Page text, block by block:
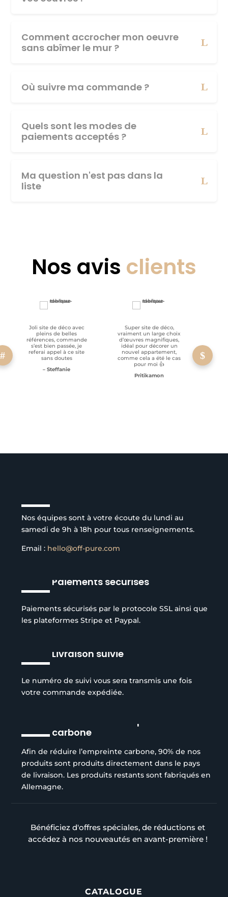
Comment accrocher mon oeuvre
sans abîmer le mur ?
Où suivre ma commande ?
Quels sont les modes de
paiements acceptés ?
Ma question n'est pas dans la
liste
Nos avis clients
Joli site de déco avec
pleins de belles
références, commande
s’est bien passée, je
referai appel à ce site
sans doutes
– Steffanie
Super site de déco,
vraiment un large choix
d’œuvres magnifiques,
idéal pour décorer un
nouvel appartement,
comme cela a été le cas
pour moi 👍
Pritikamon
Nos équipes sont à votre écoute du lundi au
samedi de 9h à 18h pour tous renseignements.
Email : hello@off-pure.com
Paiements sécurisés
Paiements sécurisés par le protocole SSL ainsi que
les plateformes Stripe et Paypal.
Livraison suivie
Le numéro de suivi vous sera transmis une fois
votre commande expédiée.
carbone
Afin de réduire l’empreinte carbone, 90% de nos
produits sont produits directement dans le pays
de livraison. Les produits restants sont fabriqués en
Allemagne.
Bénéficiez d'offres spéciales, de réductions et
accédez à nos nouveautés en avant-première !
CATALOGUE